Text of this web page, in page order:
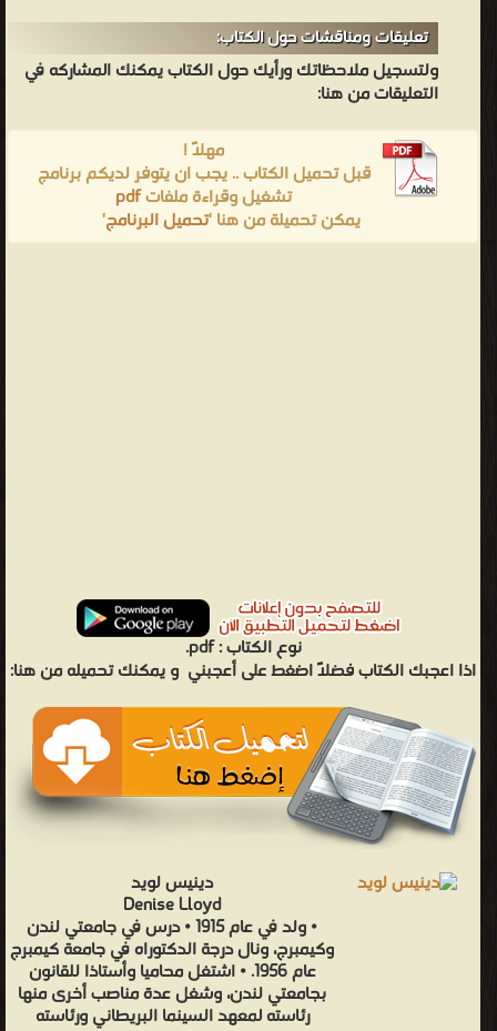
تعليقات ومناقشات حول الكتاب:
ولتسجيل ملاحظاتك ورأيك حول الكتاب يمكنك المشاركه في
التعليقات من هنا:
مهلاً !
قبل تحميل الكتاب .. يجب ان يتوفر لديكم برنامج
تشغيل وقراءة ملفاتpdf
يمكن تحميلة من هنا 'تحميل البرنامج'
نوع الكتاب :pdf.
اذا اعجبك الكتاب فضلاً اضغط على أعجبني و يمكنك تحميله من هنا:
دينيس لويد
Denise Lloyd
• ولد في عام 1915 • درس في جامعتي لندن
وكيمبرج، ونال درجة الدكتوراه في جامعة كيمبرج
عام 1956. • اشتغل محاميا وأستاذا للقانون
بجامعتي لندن، وشغل عدة مناصب أخرى منها
رئاسته لمعهد السينما البريطاني ورئاسته